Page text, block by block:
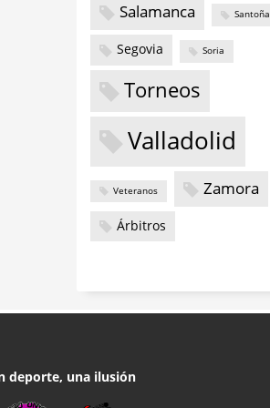
Salamanca Santoña
Segovia Soria
Torneos
Valladolid
Veteranos Zamora
Árbitros
deporte, una ilusión